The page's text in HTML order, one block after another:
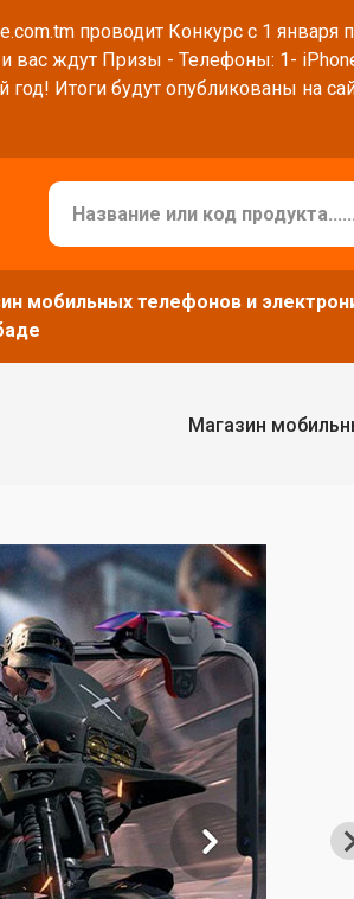
проводит Конкурс с 1
вас ждут Призы - Телефоны: 1-
год! Итоги будут опубликованы на
мобильных телефонов и
Магазин